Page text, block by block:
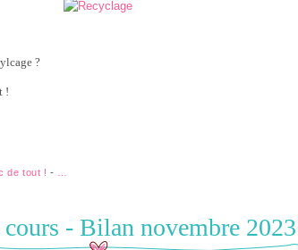
?
!
de tout ! -
cours - Bilan novembre 2023